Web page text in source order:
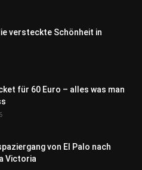
versteckte Schönheit in
für 60 Euro – alles was man
von El Palo nach
Victoria